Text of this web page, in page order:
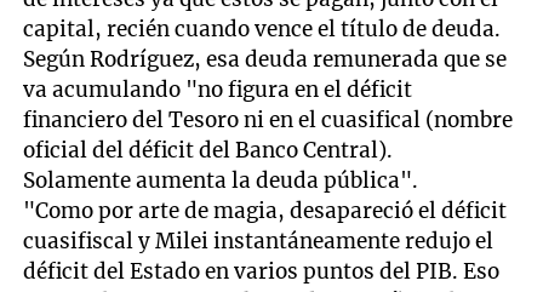
capital, recién cuando vence el título de deuda.
Según Rodríguez, esa deuda remunerada que se
va acumulando "no figura en el déficit
financiero del Tesoro ni en el cuasifical (nombre
oficial del déficit del Banco Central).
Solamente aumenta la deuda pública".
"Como por arte de magia, desapareció el déficit
cuasifiscal y Milei instantáneamente redujo el
déficit del Estado en varios puntos del PIB. Eso